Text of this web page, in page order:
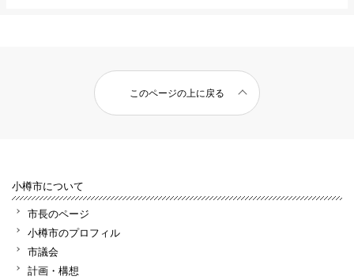
このページの上に戻る
小樽市について
市長のページ
小樽市のプロフィル
市議会
計画・構想